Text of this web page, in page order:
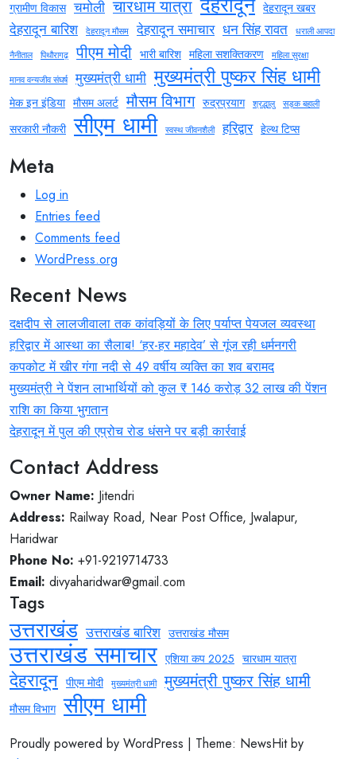
ग्रामीण विकास चमोली चारधाम यात्रा देहरादून खबर
देहरादून बारिश देहरादून मौसम देहरादून समाचार धन सिंह रावत
धराली आपदा
नैनीताल
पिथौरागढ़ पीएम मोदी भारी बारिश महिला सशक्तिकरण महिला सुरक्षा
मानव वन्यजीव संघर्ष मुख्यमंत्री धामी मुख्यमंत्री पुष्कर सिंह धामी
मेक इन इंडिया मौसम अलर्ट मौसम विभाग रुद्रप्रयाग श्रद्धालु सड़क बहाली
सरकारी नौकरी सीएम धामी स्वस्थ जीवनशैली हरिद्वार हेल्थ टिप्स
Meta
Log in
Entries feed
Comments feed
WordPress.org
Recent News
दक्षदीप से लालजीवाला तक कांवड़ियों के लिए पर्याप्त पेयजल व्यवस्था
हरिद्वार में आस्था का सैलाब! ‘हर-हर महादेव’ से गूंज रही धर्मनगरी
कपकोट में खीर गंगा नदी से 49 वर्षीय व्यक्ति का शव बरामद
मुख्यमंत्री ने पेंशन लाभार्थियों को कुल ₹ 146 करोड़ 32 लाख की पेंशन
राशि का किया भुगतान
देहरादून में पुल की एप्रोच रोड धंसने पर बड़ी कार्रवाई
Contact Address
Owner Name: Jitendri
Address: Railway Road, Near Post Office, Jwalapur,
Haridwar
Phone No: +91-9219714733
Email: divyaharidwar@gmail.com
Tags
उत्तराखंड उत्तराखंड बारिश उत्तराखंड मौसम
उत्तराखंड समाचार एशिया कप 2025 चारधाम यात्रा
देहरादून पीएम मोदी मुख्यमंत्री धामी मुख्यमंत्री पुष्कर सिंह धामी
मौसम विभाग सीएम धामी
Proudly powered by WordPress | Theme: NewsHit by